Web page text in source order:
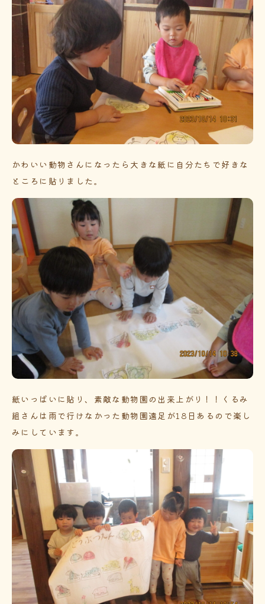
かわいい動物さんになったら大きな紙に自分たちで好きな
ところに貼りました。
紙いっぱいに貼り、素敵な動物園の出来上がり！！くるみ
組さんは雨で行けなかった動物園遠足が18日あるので楽し
みにしています。